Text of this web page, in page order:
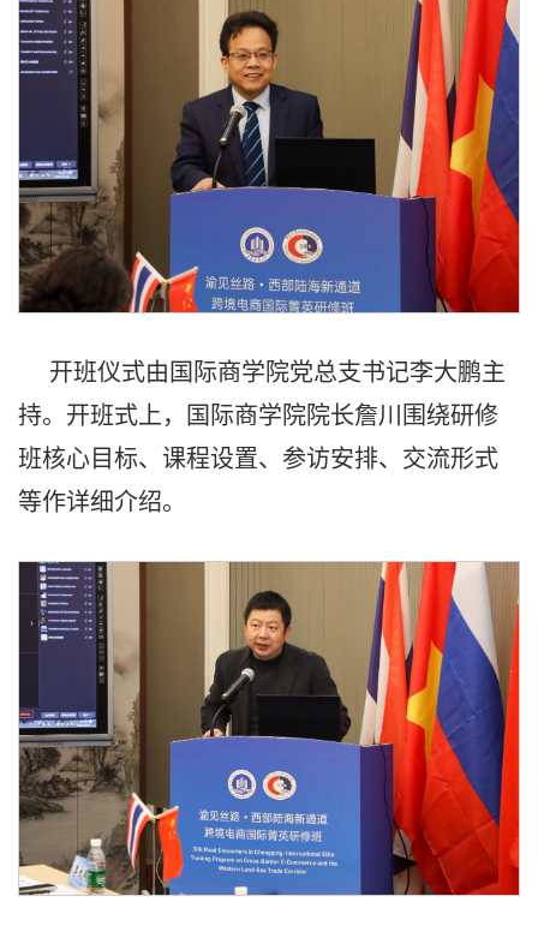
开班仪式由国际商学院党总支书记李大鹏主
持。开班式上，国际商学院院长詹川围绕研修
班核心目标、课程设置、参访安排、交流形式
等作详细介绍。